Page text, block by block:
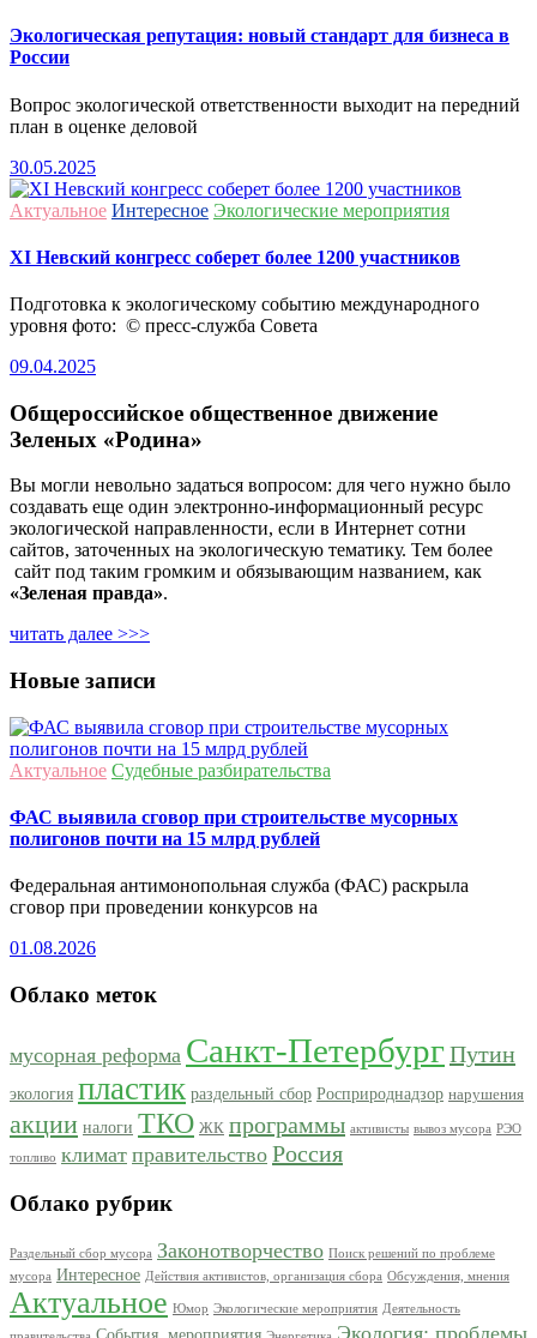
Экологическая репутация: новый стандарт для бизнеса в
России
Вопрос экологической ответственности выходит на передний
план в оценке деловой
30.05.2025
Актуальное Интересное Экологические мероприятия
ХI Невский конгресс соберет более 1200 участников
Подготовка к экологическому событию международного
уровня фото: © пресс-служба Совета
09.04.2025
Общероссийское общественное движение
Зеленых «Родина»
Вы могли невольно задаться вопросом: для чего нужно было
создавать еще один электронно-информационный ресурс
экологической направленности, если в Интернет сотни
сайтов, заточенных на экологическую тематику. Тем более
сайт под таким громким и обязывающим названием, как
«Зеленая правда».
читать далее >>>
Новые записи
Актуальное Судебные разбирательства
ФАС выявила сговор при строительстве мусорных
полигонов почти на 15 млрд рублей
Федеральная антимонопольная служба (ФАС) раскрыла
сговор при проведении конкурсов на
01.08.2026
Облако меток
мусорная реформа Санкт-ПетербургПутин
экология пластик раздельный сбор Росприроднадзор нарушения
акции налоги ТКО ЖК программы активисты вывоз мусора РЭО
топливо климат правительство Россия
Облако рубрик
Раздельный сбор мусора Законотворчество Поиск решений по проблеме
мусора Интересное Действия активистов, организация сбора Обсуждения, мнения
Актуальное Юмор Экологические мероприятия Деятельность